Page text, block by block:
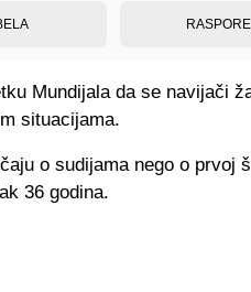
Mundijala da se navijači
situacijama.
o sudijama nego o prvoj
36 godina.